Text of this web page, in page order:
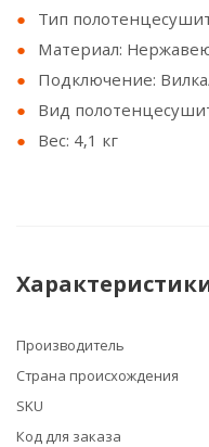
Тип
Материал:
Подключение:
Вид
Вес: 4,1 кг
Производитель
Страна происхождения
SKU
Код для заказа